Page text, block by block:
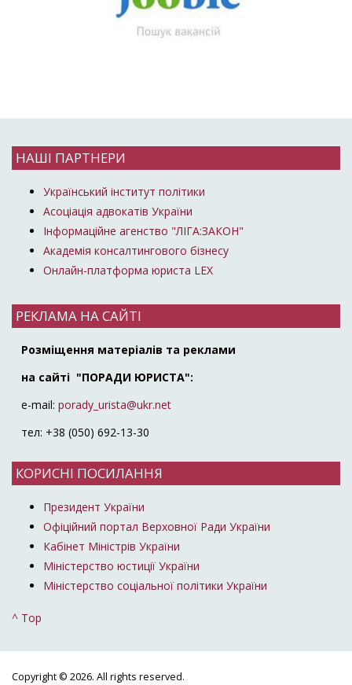
НАШІ ПАРТНЕРИ
Український інститут політики
Асоціація адвокатів України
Інформаційне агенство "ЛІГА:ЗАКОН"
Академія консалтингового бізнесу
Онлайн-платформа юриста LEX
РЕКЛАМА НА САЙТІ
Розміщення матеріалів та реклами
на сайті "ПОРАДИ ЮРИСТА":
e-mail: porady_urista@ukr.net
тел: +38 (050) 692-13-30
КОРИСНІ ПОСИЛАННЯ
Президент України
Офіційний портал Верховної Ради України
Кабінет Міністрів України
Міністерство юстиції України
Міністерство соціальної політики України
^ Top
Copyright © 2026. All rights reserved.